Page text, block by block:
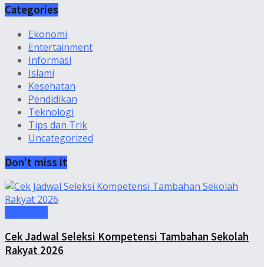
Categories
Ekonomi
Entertainment
Informasi
Islami
Kesehatan
Pendidikan
Teknologi
Tips dan Trik
Uncategorized
Don't miss it
Cek Jadwal Seleksi Kompetensi Tambahan Sekolah
Rakyat 2026